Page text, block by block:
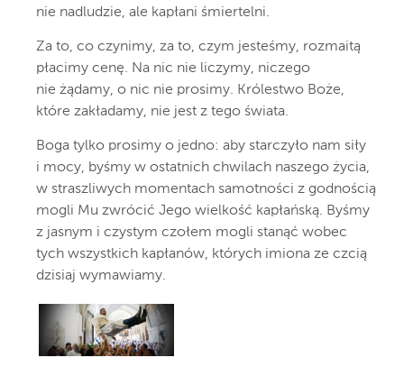
nie nadludzie, ale kapłani śmiertelni.
Za to, co czynimy, za to, czym jesteśmy, rozmaitą
płacimy cenę. Na nic nie liczymy, niczego
nie żądamy, o nic nie prosimy. Królestwo Boże,
które zakładamy, nie jest z tego świata.
Boga tylko prosimy o jedno: aby starczyło nam siły
i mocy, byśmy w ostatnich chwilach naszego życia,
w straszliwych momentach samotności z godnością
mogli Mu zwrócić Jego wielkość kapłańską. Byśmy
z jasnym i czystym czołem mogli stanąć wobec
tych wszystkich kapłanów, których imiona ze czcią
dzisiaj wymawiamy.